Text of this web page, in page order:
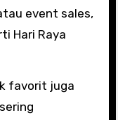
event sales,
Hari Raya
favorit juga